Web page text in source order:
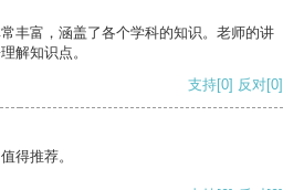
丰富，涵盖了各个学科的知识。老师的讲
解知识点。
支持[0] 反对[0]
得推荐。